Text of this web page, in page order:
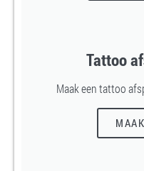
Tattoo
Maak een tattoo